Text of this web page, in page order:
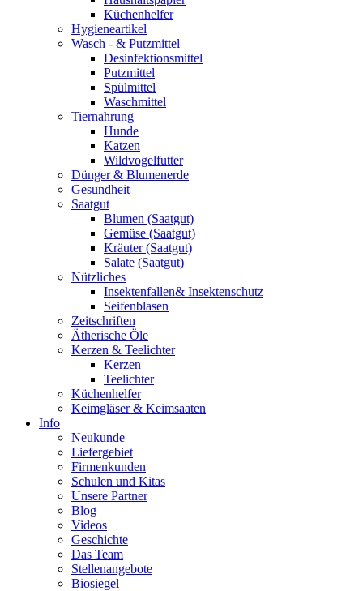
Küchenhelfer
Hygieneartikel
Wasch - & Putzmittel
Desinfektionsmittel
Putzmittel
Spülmittel
Waschmittel
Tiernahrung
Hunde
Katzen
Wildvogelfutter
Dünger & Blumenerde
Gesundheit
Saatgut
Blumen (Saatgut)
Gemüse (Saatgut)
Kräuter (Saatgut)
Salate (Saatgut)
Nützliches
Insektenfallen& Insektenschutz
Seifenblasen
Zeitschriften
Ätherische Öle
Kerzen & Teelichter
Kerzen
Teelichter
Küchenhelfer
Keimgläser & Keimsaaten
Info
Neukunde
Liefergebiet
Firmenkunden
Schulen und Kitas
Unsere Partner
Blog
Videos
Geschichte
Das Team
Stellenangebote
Biosiegel